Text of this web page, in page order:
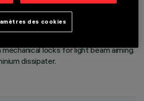
an anti-scratch protective layer.
reflector. Black, zinc-plated sheet
locks for light beam aiming.
dissipater.
des cookies